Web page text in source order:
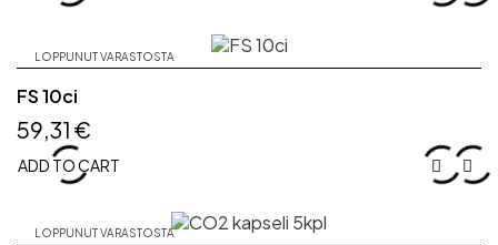
LOPPUNUT VARASTOSTA
FS 10ci
59,31 €
ADD TO CART  
LOPPUNUT VARASTOSTA